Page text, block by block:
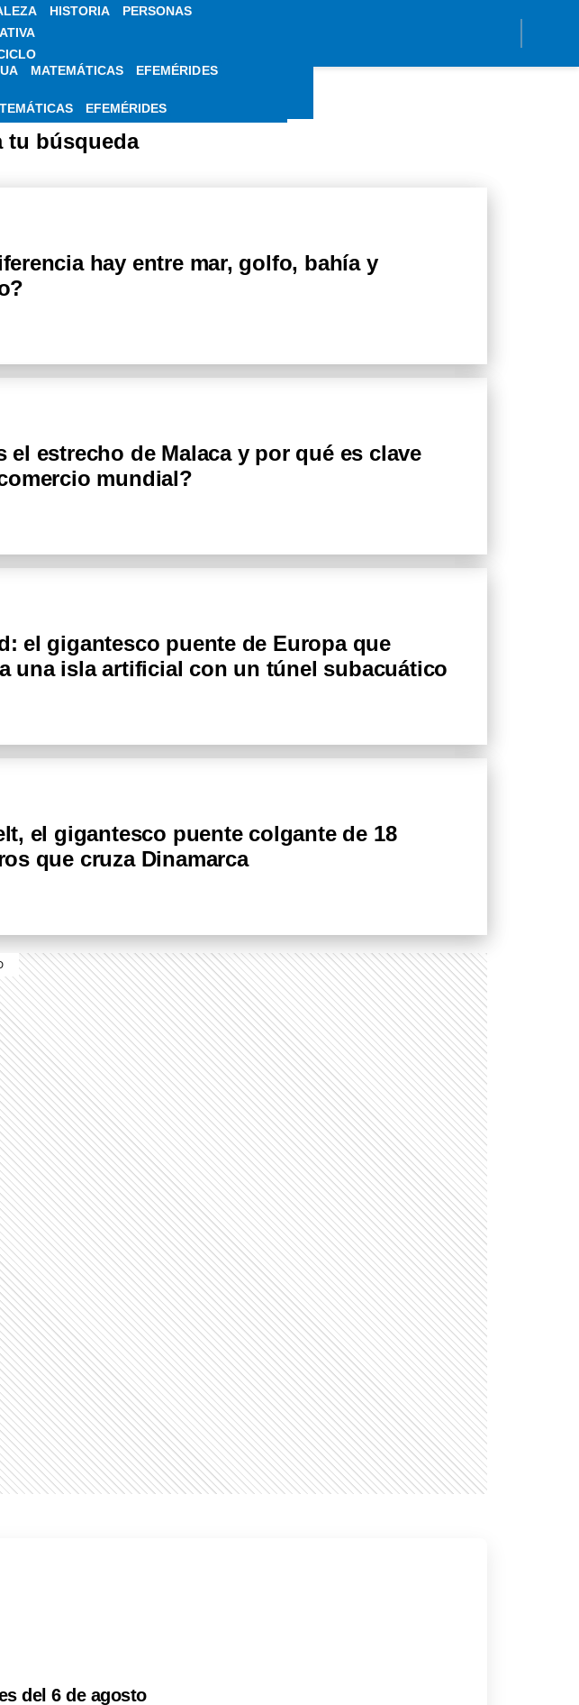
HISTORIA
PERSONAS
MATEMÁTICAS
EFEMÉRIDES
EFEMÉRIDES
ESTRECHO
tu búsqueda
hay entre mar, golfo, bahía y
el estrecho de Malaca y por qué es clave
mundial?
el gigantesco puente de Europa que
una isla artificial con un túnel subacuático
el gigantesco puente colgante de 18
que cruza Dinamarca
del 6 de agosto